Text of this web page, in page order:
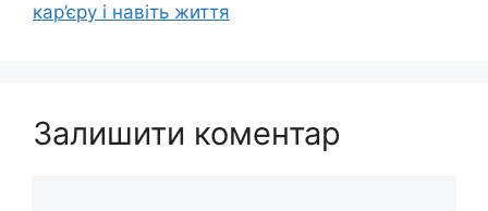
кар’єру і навіть життя
Залишити коментар